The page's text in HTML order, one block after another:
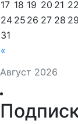
Август 2026
«
17 18 19 20 21 22
24 25 26 27 28 29
31